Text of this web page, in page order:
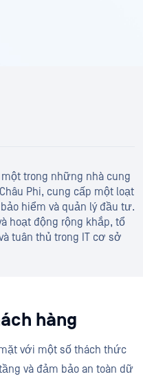
một trong những nhà cung
Phi, cung cấp một loạt
hiểm và quản lý đầu tư.
hoạt động rộng khắp, tổ
tuân thủ trong IT cơ sở
hàng
với một số thách thức
và đảm bảo an toàn dữ